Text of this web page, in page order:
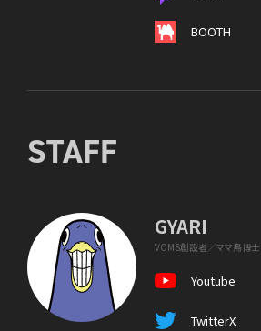
BOOTH
STAFF
GYARI
VOMS創設者／ママ鳥博士
Youtube
TwitterX